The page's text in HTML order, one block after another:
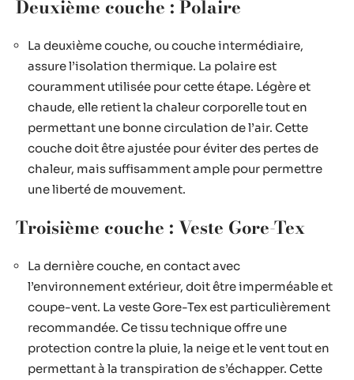
Deuxième couche : Polaire
La deuxième couche, ou couche intermédiaire,
assure l’isolation thermique. La polaire est
couramment utilisée pour cette étape. Légère et
chaude, elle retient la chaleur corporelle tout en
permettant une bonne circulation de l’air. Cette
couche doit être ajustée pour éviter des pertes de
chaleur, mais suffisamment ample pour permettre
une liberté de mouvement.
Troisième couche : Veste Gore-Tex
La dernière couche, en contact avec
l’environnement extérieur, doit être imperméable et
coupe-vent. La veste Gore-Tex est particulièrement
recommandée. Ce tissu technique offre une
protection contre la pluie, la neige et le vent tout en
permettant à la transpiration de s’échapper. Cette